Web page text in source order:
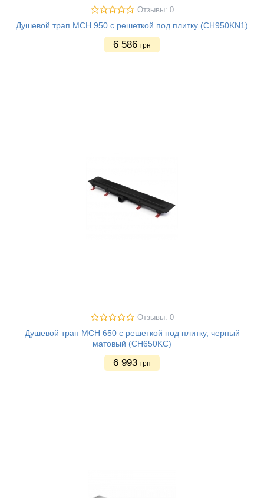
Отзывы: 0
Душевой трап MCH 950 с решеткой под плитку (CH950KN1)
6 586 грн
Отзывы: 0
Душевой трап MCH 650 с решеткой под плитку, черный
матовый (CH650KC)
6 993 грн